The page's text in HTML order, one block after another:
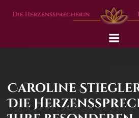
Zum
Caroline
Die